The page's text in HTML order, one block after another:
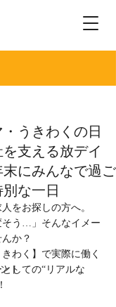
ト
・うきわくの日
支える放デイ
末にみんなで過ご
な一日
をお探しの方へ。
そう…」そんなイメー
か？
わく】で実際に働く
しての“リアルな